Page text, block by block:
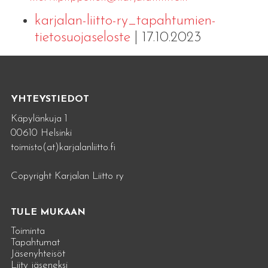
karjalan-liitto-ry_tapahtumien-
tietosuojaseloste| 17.10.2023
YHTEYSTIEDOT
Käpylänkuja 1
00610 Helsinki
toimisto(at)karjalanliitto.fi
Copyright Karjalan Liitto ry
TULE MUKAAN
Toiminta
Tapahtumat
Jäsenyhteisöt
Liity jäseneksi